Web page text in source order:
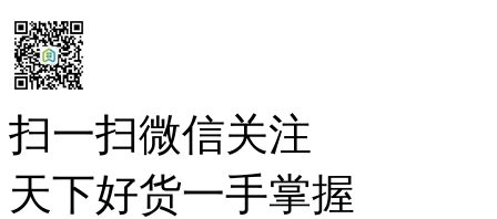
扫一扫微信关注
天下好货一手掌握